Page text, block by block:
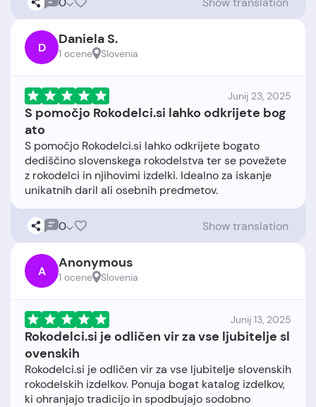
D Daniela S.
1 ocene Slovenia
Junij 23, 2025
S pomočjo Rokodelci.si lahko odkrijete bog
ato
S pomočjo Rokodelci.si lahko odkrijete bogato
dediščino slovenskega rokodelstva ter se povežete
z rokodelci in njihovimi izdelki. Idealno za iskanje
0 Show translation
A Anonymous
1 ocene Slovenia
Junij 13, 2025
Rokodelci.si je odličen vir za vse ljubitelje sl
ovenskih
Rokodelci.si je odličen vir za vse ljubitelje slovenskih
rokodelskih izdelkov. Ponuja bogat katalog izdelkov,
ki ohranjajo tradicijo in spodbujajo sodobno